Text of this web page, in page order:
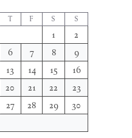
T F S S
1
2
6 7 8
9
13 14 15
16
20 21 22
23
27 28 29
30